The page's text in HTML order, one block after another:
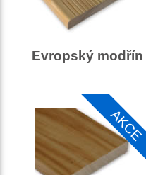
Evropský modřín
AKCE